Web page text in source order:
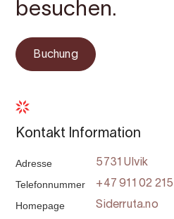
besuchen.
Buchung
Kontakt Information
Adresse 5731 Ulvik
Telefonnummer +47 911 02 215
Homepage Siderruta.no